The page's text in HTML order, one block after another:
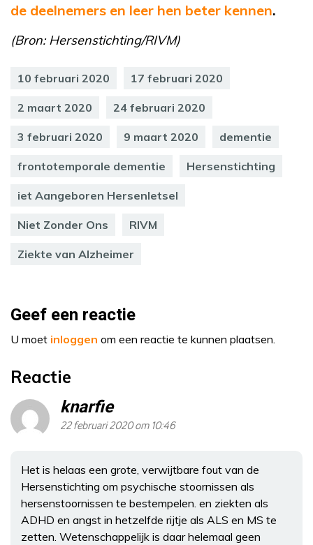
de deelnemers en leer hen beter kennen.
(Bron: Hersenstichting/RIVM)
10 februari 2020 17 februari 2020
2 maart 2020 24 februari 2020
3 februari 2020 9 maart 2020 dementie
frontotemporale dementie Hersenstichting
iet Aangeboren Hersenletsel
Niet Zonder Ons RIVM
Ziekte van Alzheimer
Geef een reactie
U moet inloggen om een reactie te kunnen plaatsen.
Reactie
knarfie
22 februari 2020 om 10:46
Het is helaas een grote, verwijtbare fout van de
Hersenstichting om psychische stoornissen als
hersenstoornissen te bestempelen. en ziekten als
ADHD en angst in hetzelfde rijtje als ALS en MS te
zetten. Wetenschappelijk is daar helemaal geen